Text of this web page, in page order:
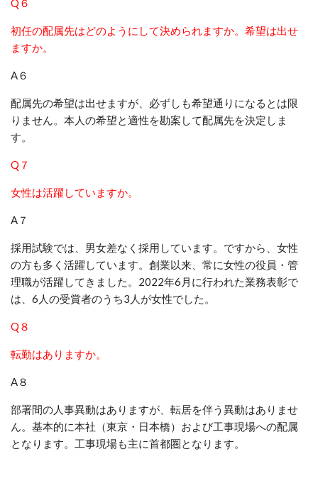
Q６
初任の配属先はどのようにして決められますか。希望は出せ
ますか。
A６
配属先の希望は出せますが、必ずしも希望通りになるとは限
りません。本人の希望と適性を勘案して配属先を決定しま
す。
Q７
女性は活躍していますか。
A７
採用試験では、男女差なく採用しています。ですから、女性
の方も多く活躍しています。創業以来、常に女性の役員・管
理職が活躍してきました。2022年6月に行われた業務表彰で
は、6人の受賞者のうち3人が女性でした。
Q８
転勤はありますか。
A８
部署間の人事異動はありますが、転居を伴う異動はありませ
ん。基本的に本社（東京・日本橋）および工事現場への配属
となります。工事現場も主に首都圏となります。